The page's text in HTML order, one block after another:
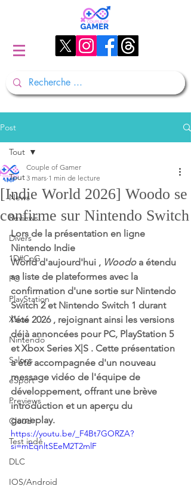
Post
Tout
News
Reviews
Divers
1D#CoG
PC
PlayStation
Xbox
Nintendo
Salons
eSport
Previews
Cloud
Test indé
DLC
IOS/Android
Tout
[Indie World 2026] Woodo se
confirme sur Nintendo Switch
Couple of Gamer
3 mars 1 min de lecture
Lors de la présentation en ligne
Nintendo Indie
World d'aujourd'hui , Woodo a étendu
sa liste de plateformes avec la
confirmation d'une sortie sur Nintendo
Switch 2 et Nintendo Switch 1 durant
l'été 2026 , rejoignant ainsi les versions
déjà annoncées pour PC, PlayStation 5
et Xbox Series X|S . Cette présentation
a été accompagnée d'un nouveau
message vidéo de l'équipe de
développement, offrant une brève
introduction et un aperçu du
gameplay.
https://youtu.be/_F4Bt7GORZA?
si=mEqnltSEeM2T2mlF